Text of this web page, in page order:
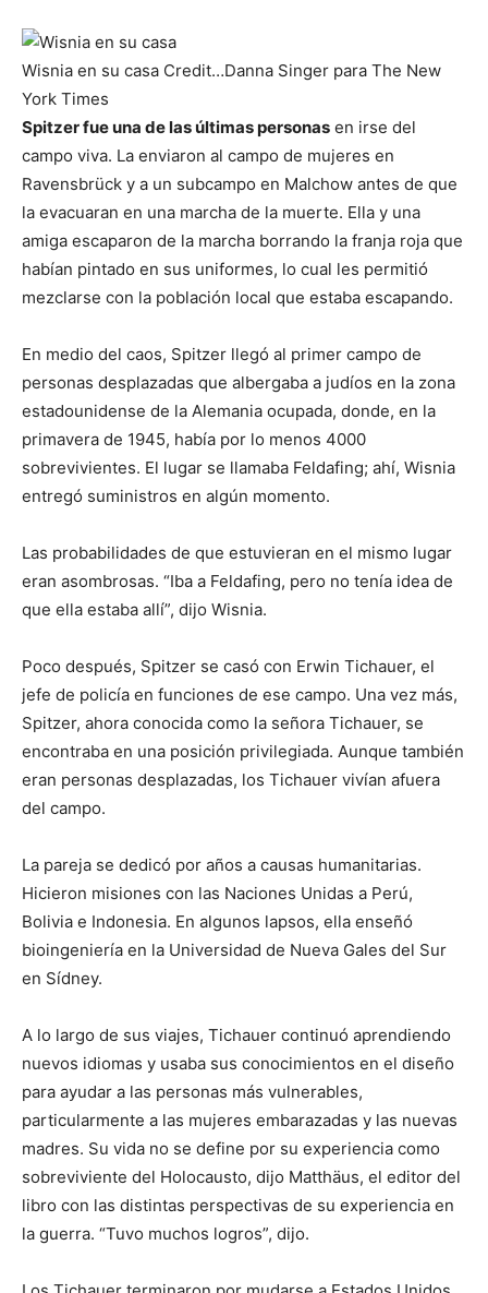
Wisnia en su casa Credit…Danna Singer para The New
York Times
Spitzer fue una de las últimas personas en irse del
campo viva. La enviaron al campo de mujeres en
Ravensbrück y a un subcampo en Malchow antes de que
la evacuaran en una marcha de la muerte. Ella y una
amiga escaparon de la marcha borrando la franja roja que
habían pintado en sus uniformes, lo cual les permitió
mezclarse con la población local que estaba escapando.
En medio del caos, Spitzer llegó al primer campo de
personas desplazadas que albergaba a judíos en la zona
estadounidense de la Alemania ocupada, donde, en la
primavera de 1945, había por lo menos 4000
sobrevivientes. El lugar se llamaba Feldafing; ahí, Wisnia
entregó suministros en algún momento.
Las probabilidades de que estuvieran en el mismo lugar
eran asombrosas. “Iba a Feldafing, pero no tenía idea de
que ella estaba allí”, dijo Wisnia.
Poco después, Spitzer se casó con Erwin Tichauer, el
jefe de policía en funciones de ese campo. Una vez más,
Spitzer, ahora conocida como la señora Tichauer, se
encontraba en una posición privilegiada. Aunque también
eran personas desplazadas, los Tichauer vivían afuera
del campo.
La pareja se dedicó por años a causas humanitarias.
Hicieron misiones con las Naciones Unidas a Perú,
Bolivia e Indonesia. En algunos lapsos, ella enseñó
bioingeniería en la Universidad de Nueva Gales del Sur
en Sídney.
A lo largo de sus viajes, Tichauer continuó aprendiendo
nuevos idiomas y usaba sus conocimientos en el diseño
para ayudar a las personas más vulnerables,
particularmente a las mujeres embarazadas y las nuevas
madres. Su vida no se define por su experiencia como
sobreviviente del Holocausto, dijo Matthäus, el editor del
libro con las distintas perspectivas de su experiencia en
la guerra. “Tuvo muchos logros”, dijo.